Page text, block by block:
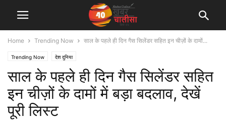
Home Trending Now साल के पहले ही दिन गैस सिलेंडर सहित इन चीज़ों के दामों...
Trending Now देश दुनिया
साल के पहले ही दिन गैस सिलेंडर सहित
इन चीज़ों के दामों में बड़ा बदलाव, देखें
पूरी लिस्ट